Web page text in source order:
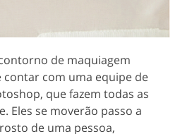
de maquiagem
contar com uma equipe de
que fazem todas as
Eles se moverão passo a
de uma pessoa,